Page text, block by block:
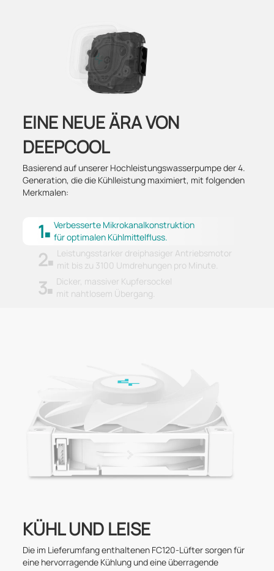
EINE NEUE ÄRA VON
DEEPCOOL
Basierend auf unserer Hochleistungswasserpumpe der 4.
Generation, die die Kühlleistung maximiert, mit folgenden
Merkmalen:
1
Verbesserte Mikrokanalkonstruktion
für optimalen Kühlmittelfluss.
2
Leistungsstarker dreiphasiger Antriebsmotor
mit bis zu 3100 Umdrehungen pro Minute.
3
Dicker, massiver Kupfersockel
mit nahtlosem Übergang.
KÜHL UND LEISE
Die im Lieferumfang enthaltenen FC120-Lüfter sorgen für
eine hervorragende Kühlung und eine überragende